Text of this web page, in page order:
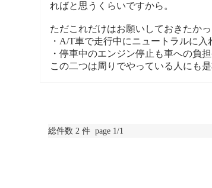
ればと思うくらいですから。
ただこれだけはお願いしておきたかっ
・A/T車で走行中にニュートラルに
・停車中のエンジン停止も車への負
この二つは周りでやっている人にも
総件数 2 件 page 1/1